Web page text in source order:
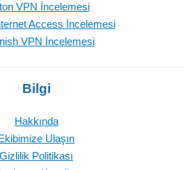
VPN İncelemesi
Access İncelemesi
VPN İncelemesi
Bilgi
Hakkında
Ulaşın
Gizlilik Politikası